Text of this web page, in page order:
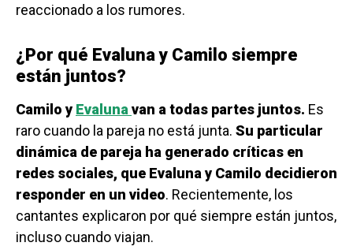
reaccionado a los rumores.
¿Por qué Evaluna y Camilo siempre
están juntos?
Camilo y Evaluna van a todas partes juntos. Es
raro cuando la pareja no está junta. Su particular
dinámica de pareja ha generado críticas en
redes sociales, que Evaluna y Camilo decidieron
responder en un video. Recientemente, los
cantantes explicaron por qué siempre están juntos,
incluso cuando viajan.